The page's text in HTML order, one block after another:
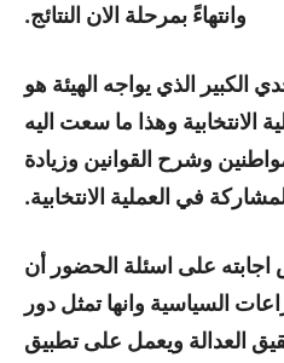
وانتهاءً بمرحلة الان النتائج.
الكبير الذي يواجه الهيئة هو
الانتخابية وهذا ما سعت اليه
وشرح القوانين وزيادة
في العملية الانتخابية.
اجابته على اسئلة الحضور أن
السياسية وانها تمثل دور
العدالة ويعمل على تطبيق